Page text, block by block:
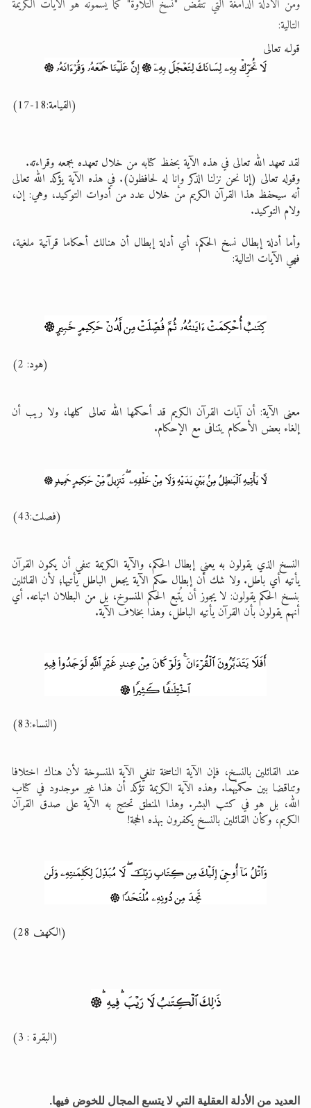
ومن الأدلة الدامغة التي تنقض "نسخ التلاوة" كما يسمونه هو الآيات الكريمة
التالية:
قولـه تعالى
(القيامة:18-17)
لقد تعهد الله تعالى في هذه الآية بحفظ كتابه من خلال تعهده بجمعه وقراءته.
وقوله تعالى (إنا نحن نزلنا الذكر وإنا له لحافظون). في هذه الآية يؤكد الله تعالى
أنه سيحفظ هذا القرآن الكريم من خلال عدد من أدوات التوكيد، وهي: إن،
ولام التوكيد.
وأما أدلة إبطال نسخ الحكم، أي أدلة إبطال أن هنالك أحكاما قرآنية ملغية،
فهي الآيات التالية:
(هود: 2)
معنى الآية: أن آيات القرآن الكريم قد أحكمها الله تعالى كلها، ولا ريب أن
إلغاء بعض الأحكام يتنافى مع الإحكام.
(فصلت:43)
النسخ الذي يقولون به يعني إبطال الحكم، والآية الكريمة تنفي أن يكون القرآن
يأتيه أي باطل. ولا شك أن إبطال حكم الآية يجعل الباطل يأتيها؛ لأن القائلين
بنسخ الحكم يقولون: لا يجوز أن يُتبع الحكم المنسوخ، بل من البطلان اتباعه. أي
أنهم يقولون بأن القرآن يأتيه الباطل، وهذا بخلاف الآية.
(النساء:83)
عند القائلين بالنسخ، فإن الآية الناسخة تلغي الآية المنسوخة لأن هناك اختلافا
وتناقضا بين حكميْهما. وهذه الآية الكريمة تؤكد أن هذا غير موجدود في كتاب
الله، بل هو في كتب البشر. وهذا المنطق تحتج به الآية على صدق القرآن
الكريم، وكأن القائلين بالنسخ يكفرون بهذه الحجة!
(الكهف 28)
(البقرة : 3)
العديد من الأدلة العقلية التي لا يتسع المجال للخوض فيها.